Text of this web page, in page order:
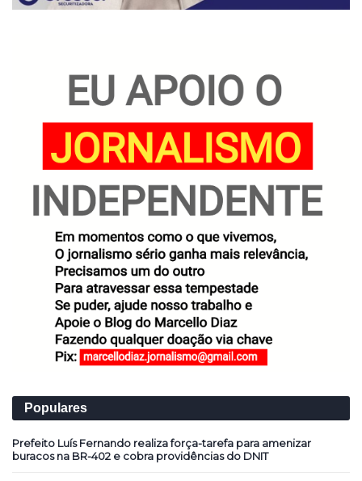
Populares
Prefeito Luís Fernando realiza força-tarefa para amenizar
buracos na BR-402 e cobra providências do DNIT